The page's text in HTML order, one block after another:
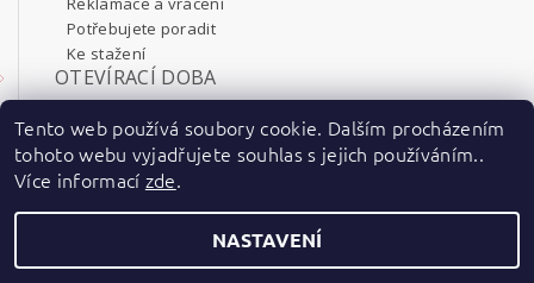
Potřebujete poradit
Ke stažení
OTEVÍRACÍ DOBA
Úterý 8:00 - 17:30
Středa 8:00 - 17:30
Čtvrtek 8:00 - 17:30
Pátek 8:00 - 17:30
2026 ©ENT-electric, všechna práva vyhrazena
Tento web používá soubory cookie. Dalším procházením
tohoto webu vyjadřujete souhlas s jejich používáním..
Více informací zde.
NASTAVENÍ